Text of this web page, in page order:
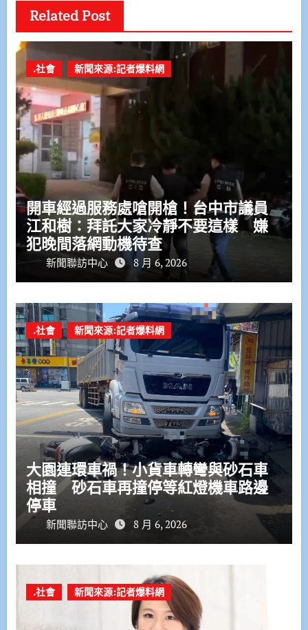
Related Post
.社會 新聞來源:記者爆料網
開車經過服務處嗆開槍！台中市議員
江和樹：拜託大家冷靜不要這樣 嫌
犯晚間落網動機待查
新聞聯訪中心 8 月 6, 2026
.社會 新聞來源:記者爆料網
大園連環車禍！小貨車轉彎與砂石車
相撞 砂石車再撞停等紅燈機車路邊
停車
新聞聯訪中心 8 月 6, 2026
.社會 新聞來源:記者爆料網